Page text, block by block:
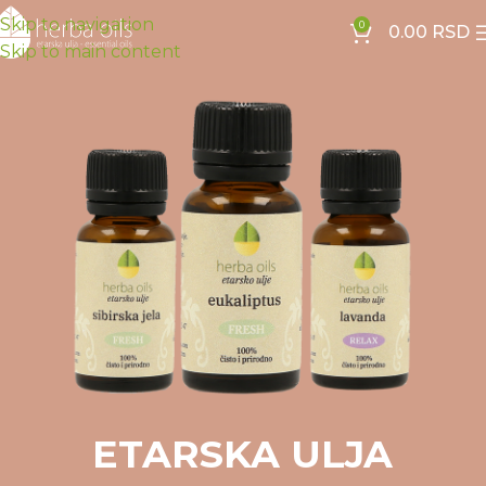
Skip to navigation
Skip to main content
0 0.00 RSD
ETARSKA ULJA